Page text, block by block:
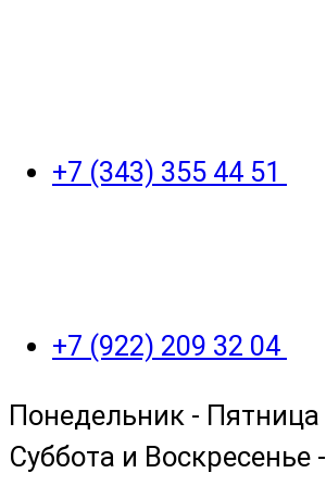
+7 (343) 355 44 51
+7 (922) 209 32 04
Понедельник - Пятница
Суббота и